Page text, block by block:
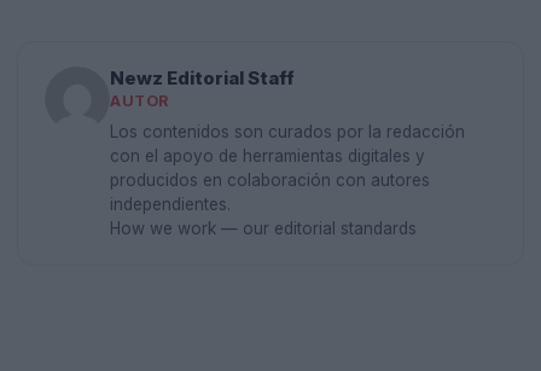
Newz Editorial Staff
AUTOR
Los contenidos son curados por la redacción
con el apoyo de herramientas digitales y
producidos en colaboración con autores
independientes.
How we work — our editorial standards